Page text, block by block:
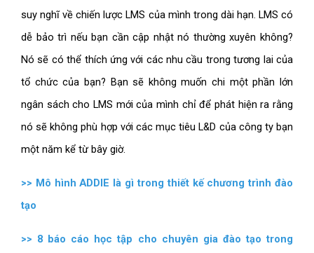
suy nghĩ về chiến lược LMS của mình trong dài hạn. LMS có
dễ bảo trì nếu bạn cần cập nhật nó thường xuyên không?
Nó sẽ có thể thích ứng với các nhu cầu trong tương lai của
tổ chức của bạn? Bạn sẽ không muốn chi một phần lớn
ngân sách cho LMS mới của mình chỉ để phát hiện ra rằng
nó sẽ không phù hợp với các mục tiêu L&D của công ty bạn
một năm kể từ bây giờ.
>> Mô hình ADDIE là gì trong thiết kế chương trình đào
tạo
>> 8 báo cáo học tập cho chuyên gia đào tạo trong